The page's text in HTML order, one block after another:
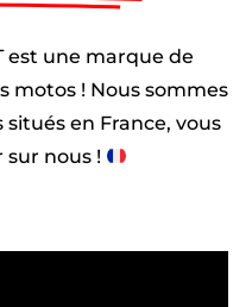
est une marque de
! Nous sommes
en France, vous
nous !